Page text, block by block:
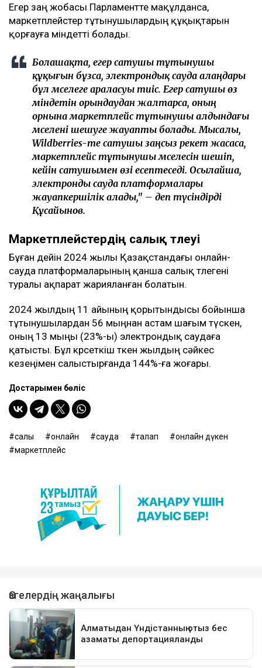
Егер заң жобасы Парламентте мақұлданса,
маркетплейстер тұтынушылардың құқықтарын
қорғауға міндетті болады.
Болашақта, егер сатушы тұтынушы
құқығын бұзса, электрондық сауда алаңдары
бұл мәселеге араласуы тиіс. Егер сатушы өз
міндетін орындаудан жалтарса, оның
орнына маркетплейс тұтынушы алдындағы
мәселені шешуге жауапты болады. Мысалы,
Wildberries-те сатушы заңсыз әрекет жасаса,
маркетплейс тұтынушы мәселесін шешіп,
кейін сатушымен өзі есептеседі. Осылайша,
электронды сауда платформалары
жауапкершілік алады," – деп түсіндірді
Құсайынов.
Маркетплейстердің салық төлеуі
Бұған дейін 2024 жылы Қазақстандағы онлайн-
сауда платформаларының қанша салық төлегені
туралы ақпарат жарияланған болатын.
2024 жылдың 11 айының қорытындысы бойынша
тұтынушылардан 56 мыңнан астам шағым түскен,
оның 13 мыңы (23%-ы) электрондық саудаға
қатысты. Бұл көрсеткіш өткен жылдың сәйкес
кезеңімен салыстырғанда 144%-ға жоғары.
Достарыңмен бөліс
салық онлайн сауда талап
онлайн дүкен
маркетплейс